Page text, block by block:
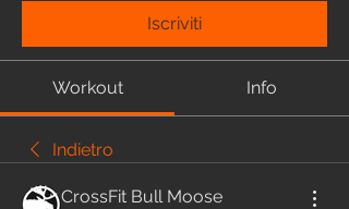
Iscriviti
Workout Info
Indietro
CrossFit Bull Moose